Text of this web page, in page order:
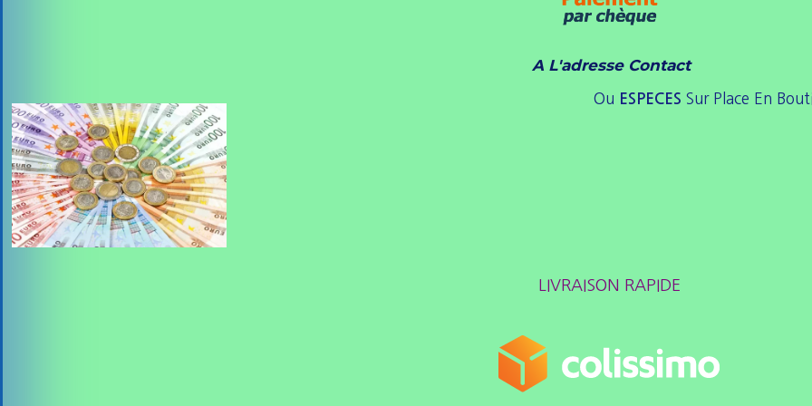
A L'adresse Contact
Ou ESPECES Sur Place En
LIVRAISON RAPIDE